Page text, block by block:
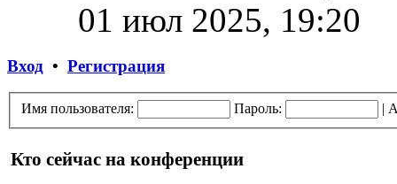
01 июл 2025, 19:20
Вход • Регистрация
Имя пользователя: Пароль: |
Кто сейчас на конференции